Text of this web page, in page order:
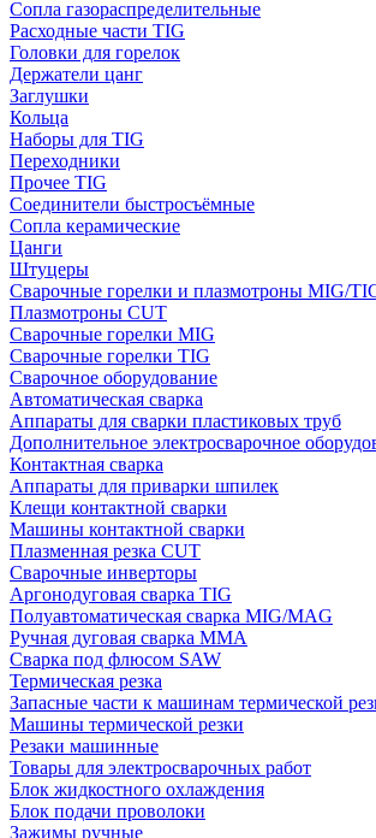
Сопла газораспределительные
Расходные части TIG
Головки для горелок
Держатели цанг
Заглушки
Кольца
Наборы для TIG
Переходники
Прочее TIG
Соединители быстросъёмные
Сопла керамические
Цанги
Штуцеры
Сварочные горелки и плазмотроны MIG/
Плазмотроны CUT
Сварочные горелки MIG
Сварочные горелки TIG
Сварочное оборудование
Автоматическая сварка
Аппараты для сварки пластиковых труб
Дополнительное электросварочное
Контактная сварка
Аппараты для приварки шпилек
Клещи контактной сварки
Машины контактной сварки
Плазменная резка CUT
Сварочные инверторы
Аргонодуговая сварка TIG
Полуавтоматическая сварка MIG/MAG
Ручная дуговая сварка MMA
Сварка под флюсом SAW
Термическая резка
Запасные части к машинам термической
Машины термической резки
Резаки машинные
Товары для электросварочных работ
Блок жидкостного охлаждения
Блок подачи проволоки
Зажимы ручные